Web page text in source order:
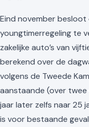
Eind november besloot
youngtimerregeling te
zakelijke auto’s van
berekend over de
volgens de Tweede
aanstaande (over twee
jaar later zelfs naar 25
is voor bestaande